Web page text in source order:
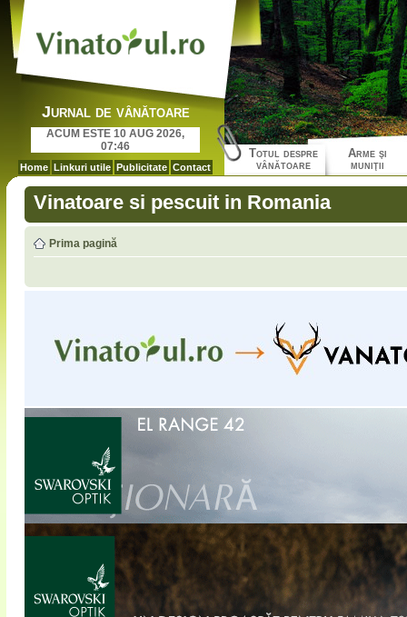
Jurnal de vânătoare
ACUM ESTE 10 AUG 2026,
07:46
Home Linkuri utile Publicitate Contact
Totul despre
vânătoare
Arme şi
muniţii
Vinatoare si pescuit in Romania
Prima pagină